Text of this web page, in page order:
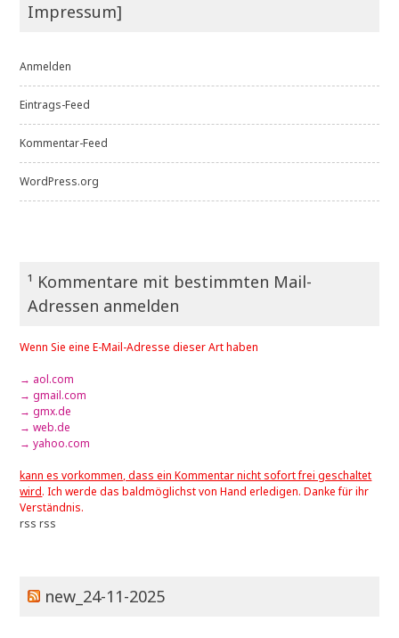
Impressum]
Anmelden
Eintrags-Feed
Kommentar-Feed
WordPress.org
¹ Kommentare mit bestimmten Mail-
Adressen anmelden
Wenn Sie eine E-Mail-Adresse dieser Art haben
→ aol.com
→ gmail.com
→ gmx.de
→ web.de
→ yahoo.com
kann es vorkommen, dass ein Kommentar nicht sofort frei geschaltet
wird. Ich werde das baldmöglichst von Hand erledigen. Danke für ihr
Verständnis.
rss rss
new_24-11-2025